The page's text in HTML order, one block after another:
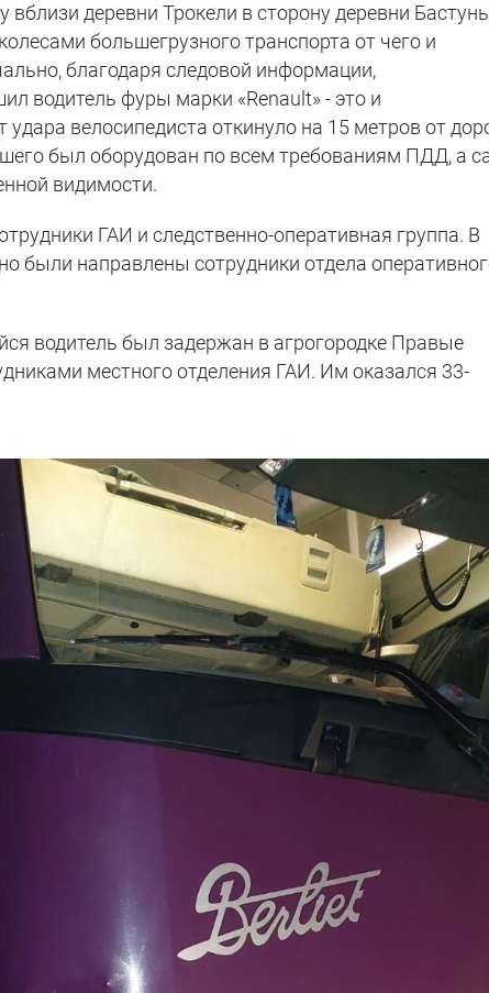
деревни Трокели в сторону деревни
большегрузного транспорта от чего и
благодаря следовой информации,
водитель фуры марки «Renault» - это и
велосипедиста откинуло на 15 метров от
был оборудован по всем требованиям ПДД, а
видимости.
ГАИ и следственно-оперативная группа. В
были направлены сотрудники отдела
водитель был задержан в агрогородке Правые
местного отделения ГАИ. Им оказался 33-